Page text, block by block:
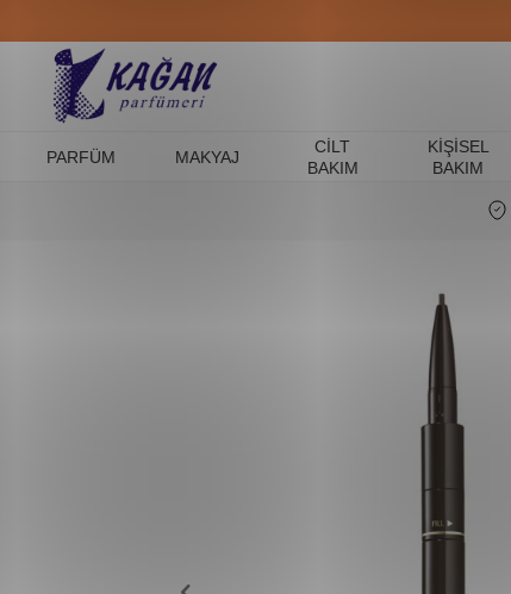
PARFÜM MAKYAJ
CILT
BAKIM
KIŞISEL
BAKIM